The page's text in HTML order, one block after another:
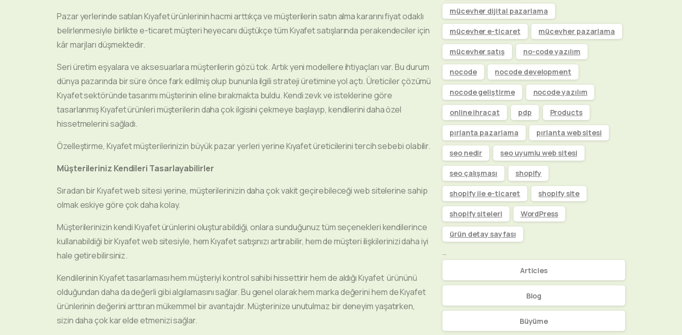
Pazar yerlerinde satılan Kıyafet ürünlerinin hacmi arttıkça ve müşterilerin satın alma kararını fiyat odaklı
belirlenmesiyle birlikte e-ticaret müşteri heyecanı düştükçe tüm Kıyafet satışlarında perakendeciler için
kâr marjları düşmektedir.
Seri üretim eşyalara ve aksesuarlara müşterilerin gözü tok. Artık yeni modellere ihtiyaçları var. Bu durum
dünya pazarında bir süre önce fark edilmiş olup bununla ilgili strateji üretimine yol açtı. Üreticiler çözümü
Kıyafet sektöründe tasarımı müşterinin eline bırakmakta buldu. Kendi zevk ve isteklerine göre
tasarlanmış Kıyafet ürünleri müşterilerin daha çok ilgisini çekmeye başlayıp, kendilerini daha özel
hissetmelerini sağladı.
Özelleştirme, Kıyafet müşterilerinizin büyük pazar yerleri yerine Kıyafet üreticilerini tercih sebebi olabilir.
Müşterileriniz Kendileri Tasarlayabilirler
Sıradan bir Kıyafet web sitesi yerine, müşterilerinizin daha çok vakit geçirebileceği web sitelerine sahip
olmak eskiye göre çok daha kolay.
Müşterilerinizin kendi Kıyafet ürünlerini oluşturabildiği, onlara sunduğunuz tüm seçenekleri kendilerince
kullanabildiği bir Kıyafet web sitesiyle, hem Kıyafet satışınızı artırabilir, hem de müşteri ilişkilerinizi daha iyi
hale getirebilirsiniz.
Kendilerinin Kıyafet tasarlaması hem müşteriyi kontrol sahibi hissettirir hem de aldığı Kıyafet ürününü
olduğundan daha da değerli gibi algılamasını sağlar. Bu genel olarak hem marka değerini hem de Kıyafet
ürünlerinin değerini arttıran mükemmel bir avantajdır. Müşterinize unutulmaz bir deneyim yaşatırken,
sizin daha çok kar elde etmenizi sağlar.
mücevher dijital pazarlama
mücevher e-ticaret mücevher pazarlama
mücevher satış no-code yazılım
nocode nocode development
nocode geliştirme nocode yazılım
online ihracat pdp Products
pırlanta pazarlama pırlanta web sitesi
seo nedir seo uyumlu web sitesi
seo çalışması shopify
shopify ile e-ticaret shopify site
shopify siteleri WordPress
ürün detay sayfası
Articles
Blog
Büyüme